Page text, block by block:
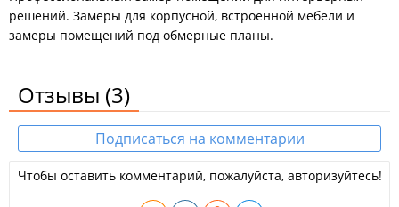
решений. Замеры для корпусной, встроенной мебели и
замеры помещений под обмерные планы.
Отзывы (3)
Подписаться на комментарии
Чтобы оставить комментарий, пожалуйста, авторизуйтесь!